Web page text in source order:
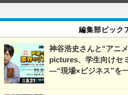
編集部ピック
神谷浩史さんと“アニ
pictures、学生向けセ
―“現場×ビジネス”を